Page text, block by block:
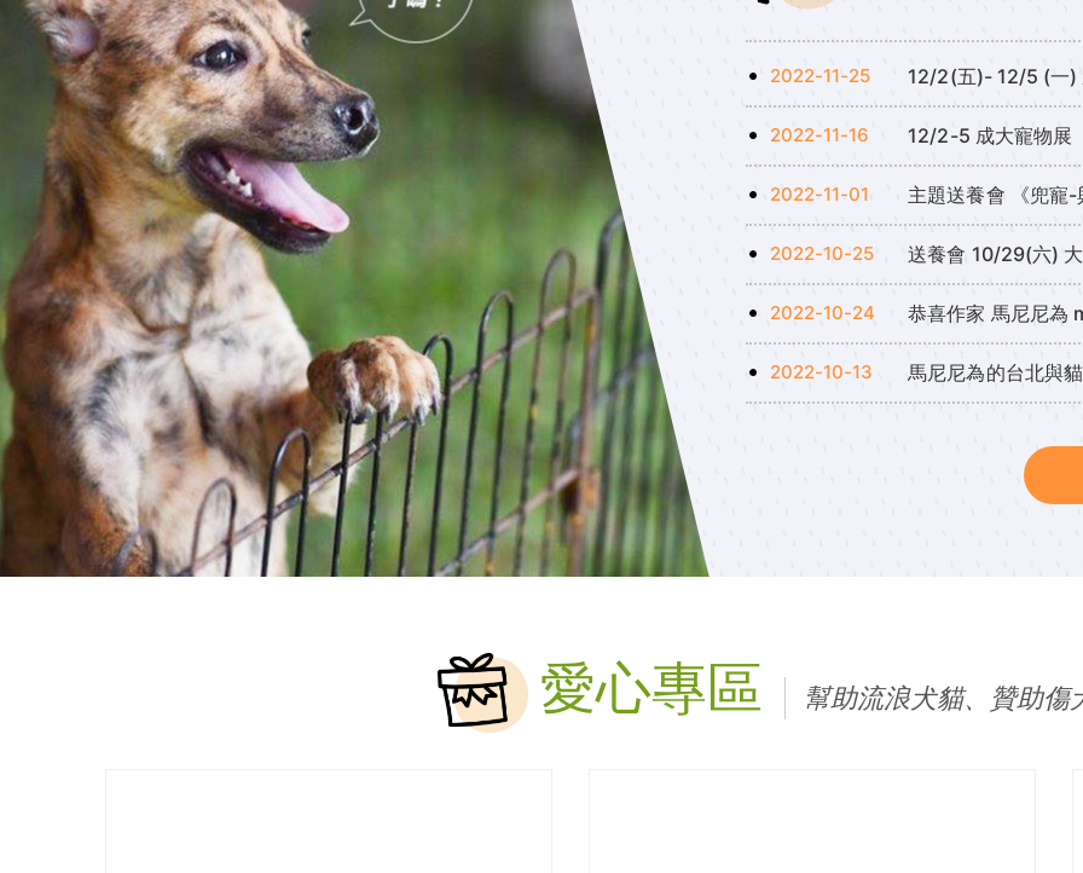
2022-11-25 12/2(五)- 12/5 (一)
2022-11-16 12/2-5 成大寵物展
2022-11-01 主題送養會 《兜寵
2022-10-25 送養會 10/29(六)
2022-10-24 恭喜作家 馬尼尼為
2022-10-13 馬尼尼為的台北與貓
愛心專區 幫助流浪犬貓、贊助傷